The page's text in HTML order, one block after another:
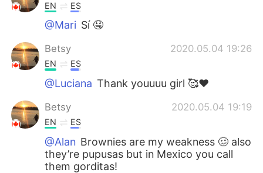
EN ES
@Mari Sí 🤤
Betsy 2020.05.04 19:26
EN ES
@Luciana Thank youuuu girl 🥰❤️
Betsy 2020.05.04 19:19
EN ES
@Alan Brownies are my weakness 🥴 also
they’re pupusas but in Mexico you call
them gorditas!